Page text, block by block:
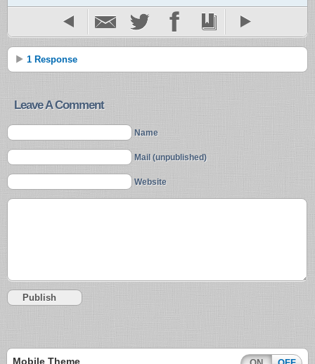
1 Response
Leave A Comment
Name
Mail (unpublished)
Website
Mobile Theme